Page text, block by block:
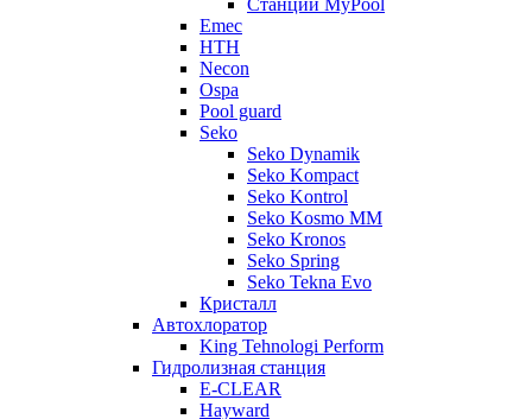
Emec
HTH
Necon
Ospa
Pool guard
Seko
Seko Dynamik
Seko Kompact
Seko Kontrol
Seko Kosmo MM
Seko Kronos
Seko Spring
Seko Tekna Evo
Кристалл
Автохлоратор
King Tehnologi Perform
Гидролизная станция
E-CLEAR
Hayward